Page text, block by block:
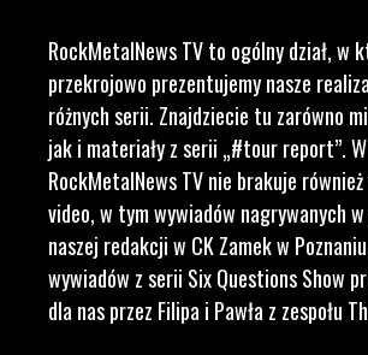
RockMetalNews TV to ogólny dział, w
przekrojowo prezentujemy nasze
różnych serii. Znajdziecie tu zarówno
jak i materiały z serii „#tour report”. W
RockMetalNews TV nie brakuje
video, w tym wywiadów nagrywanych
naszej redakcji w CK Zamek w
wywiadów z serii Six Questions Show
dla nas przez Filipa i Pawła z zespołu